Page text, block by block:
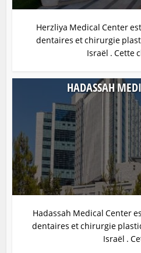
Herzliya Medical Center
dentaires et chirurgie
Israël . Cette
HADASSAH
Hadassah Medical Center
dentaires et chirurgie
Israël .